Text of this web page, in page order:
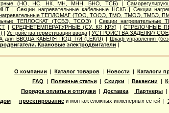
(НО, НС, НК, МН, МНН, БНО, ТСБ) |
|Секции нагревательные кабельные НСКБ|Секции
нагревательные ТЕПЛОМАГ (ТОО, ТООЭ, ТМО, ТМОЭ, ТМБЭ,
ТЕПЛОСКАТ (ТСБЭ, ТСОЭ) |Секции
| СРЕДНЕТЕМПЕРАТУРНЫЕ (СУ, КР, КРУ) | СТРЕЛОЧНЫЕ
| Устройства герметизации ввода|УСТРОЙСТВА ЗАДЕЛКИ/
для ВВОДА КАБЕЛЯ ПОД Т/И (LEK/U) | Шкаф управления (без
Крановые электродвигатели |
О компании |Каталог товаров |Новости |Каталоги
FAQ | Полезные статьи | Скидки | Вакансии |
Порядок оплаты и отгрузки |Доставка | Партнеры
— проектированиеи монтаж сложных инженерных сетей |